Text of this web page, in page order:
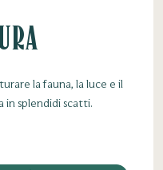
la fauna, la luce e il
in splendidi scatti.